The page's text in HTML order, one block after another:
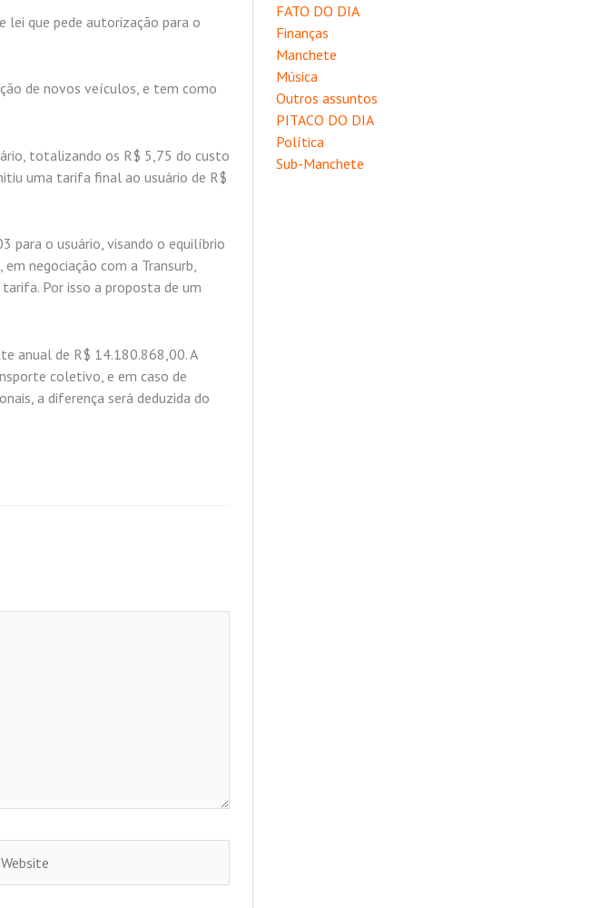
lei que pede autorização para o
de novos veículos, e tem como
totalizando os R$ 5,75 do custo
uma tarifa final ao usuário de R$
para o usuário, visando o equilíbrio
negociação com a Transurb,
Por isso a proposta de um
anual de R$ 14.180.868,00. A
coletivo, e em caso de
a diferença será deduzida do
FATO DO DIA
Finanças
Manchete
Música
Outros assuntos
PITACO DO DIA
Política
Sub-Manchete